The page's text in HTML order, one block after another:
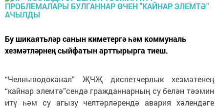
Бу шикаятьләр санын киметергә һәм коммуналь
хезмәтләрнең сыйфатын арттырырга тиеш.
“Челныводоканал” ҖЧҖ диспетчерлык хезмәтенең
“кайнар элемтә”сендә гражданнарның су белән тәэмин
итү һәм су агызу челтәрләрендә авария хәлендәге